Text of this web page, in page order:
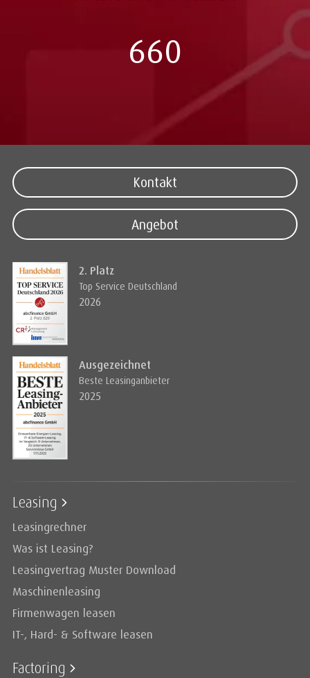
660
Kontakt
Angebot
2. Platz
Top Service Deutschland
2026
Ausgezeichnet
Beste Leasinganbieter
2025
Leasing
Leasingrechner
Was ist Leasing?
Leasingvertrag Muster Download
Maschinenleasing
Firmenwagen leasen
IT-, Hard- & Software leasen
Factoring